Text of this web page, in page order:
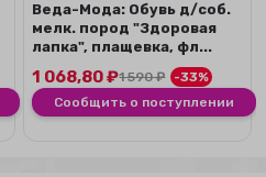
Веда-Мода: Обувь д/соб.
мелк. пород "Здоровая
лапка", плащевка, фл...
1 068,80₽1 590₽
-33%
Сообщить о поступлении